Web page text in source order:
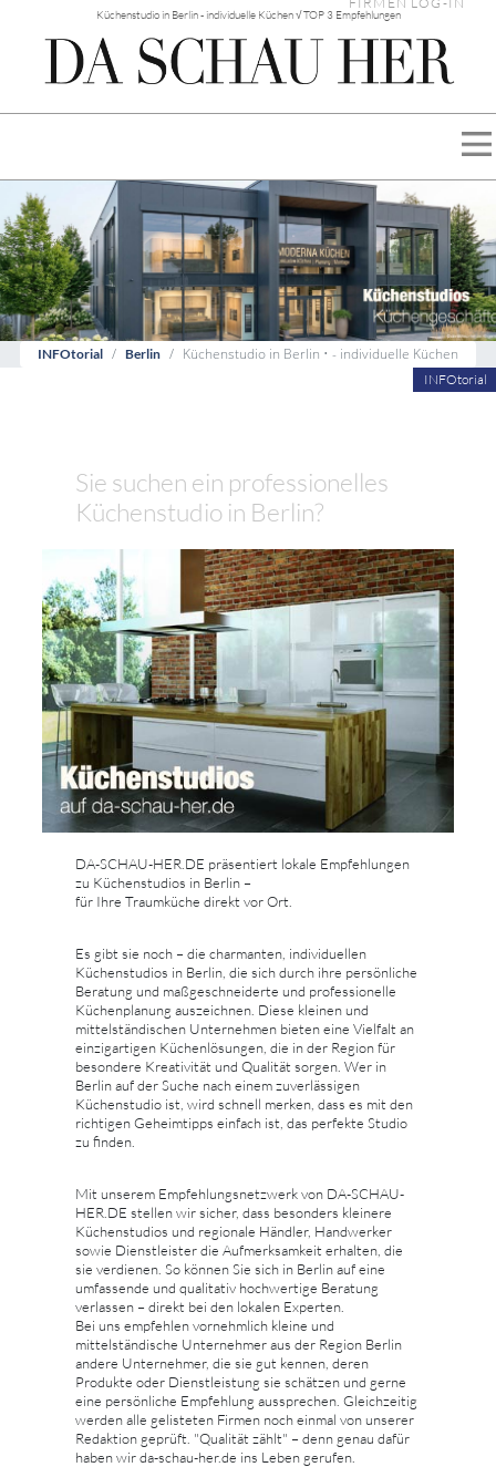
Küchenstudio in Berlin - individuelle Küchen √ TOP 3 Empfehlungen
INFOtorial Berlin
Küchenstudio in Berlin • - individuelle Küchen
INFOtorial
Sie suchen ein professionelles
Küchenstudio in Berlin?
DA-SCHAU-HER.DE präsentiert lokale Empfehlungen
zu Küchenstudios in Berlin –
für Ihre Traumküche direkt vor Ort.
Es gibt sie noch – die charmanten, individuellen
Küchenstudios in Berlin, die sich durch ihre persönliche
Beratung und maßgeschneiderte und professionelle
Küchenplanung auszeichnen. Diese kleinen und
mittelständischen Unternehmen bieten eine Vielfalt an
einzigartigen Küchenlösungen, die in der Region für
besondere Kreativität und Qualität sorgen. Wer in
Berlin auf der Suche nach einem zuverlässigen
Küchenstudio ist, wird schnell merken, dass es mit den
richtigen Geheimtipps einfach ist, das perfekte Studio
zu finden.
Mit unserem Empfehlungsnetzwerk von DA-SCHAU-
HER.DE stellen wir sicher, dass besonders kleinere
Küchenstudios und regionale Händler, Handwerker
sowie Dienstleister die Aufmerksamkeit erhalten, die
sie verdienen. So können Sie sich in Berlin auf eine
umfassende und qualitativ hochwertige Beratung
verlassen – direkt bei den lokalen Experten.
Bei uns empfehlen vornehmlich kleine und
mittelständische Unternehmer aus der Region Berlin
andere Unternehmer, die sie gut kennen, deren
Produkte oder Dienstleistung sie schätzen und gerne
eine persönliche Empfehlung aussprechen. Gleichzeitig
werden alle gelisteten Firmen noch einmal von unserer
Redaktion geprüft. "Qualität zählt" – denn genau dafür
haben wir da-schau-her.de ins Leben gerufen.